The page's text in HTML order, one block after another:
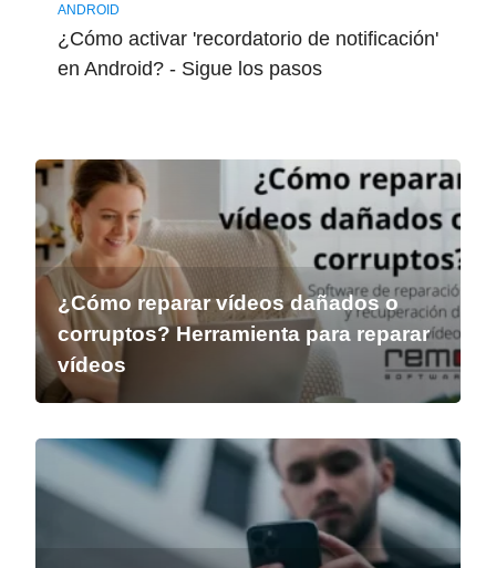
ANDROID
¿Cómo activar 'recordatorio de notificación'
en Android? - Sigue los pasos
¿Cómo reparar vídeos dañados o
corruptos? Herramienta para reparar
vídeos